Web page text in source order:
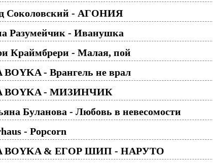
Соколовский - АГОНИЯ
Разумейчик - Иванушка
Краймбрери - Малая, пой
BOYKA - Врангель не врал
BOYKA - МИЗИНЧИК
Буланова - Любовь в невесомости
- Popcorn
BOYKA & ЕГОР ШИП - НАРУТО